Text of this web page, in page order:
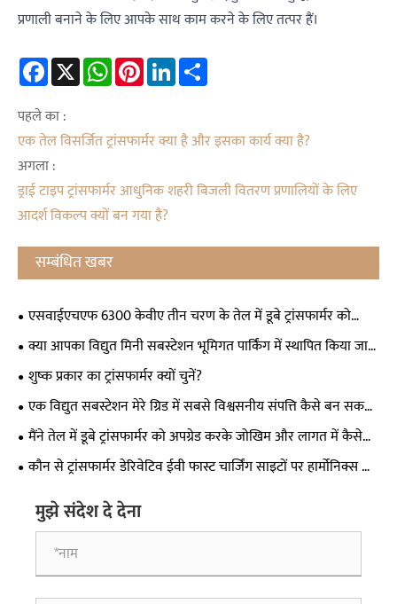
प्रणाली बनाने के लिए आपके साथ काम करने के लिए तत्पर हैं।
Facebook WhatsAppPinterestLinkedIn
पहले का :
एक तेल विसर्जित ट्रांसफार्मर क्या है और इसका कार्य क्या है?
अगला :
ड्राई टाइप ट्रांसफार्मर आधुनिक शहरी बिजली वितरण प्रणालियों के लिए
आदर्श विकल्प क्यों बन गया है?
सम्बंधित खबर
एसवाईएचएफ 6300 केवीए तीन चरण के तेल में डूबे ट्रांसफार्मर को
अज़रबैजान में व्यापक प्रशंसा मिली, स्थानीय टेलीविजन पर प्रदर्शित किया
गया
क्या आपका विद्युत मिनी सबस्टेशन भूमिगत पार्किंग में स्थापित किया जा
सकता है?
शुष्क प्रकार का ट्रांसफार्मर क्यों चुनें?
एक विद्युत सबस्टेशन मेरे ग्रिड में सबसे विश्वसनीय संपत्ति कैसे बन सकता
है?मैंने तेल में डूबे ट्रांसफार्मर को अपग्रेड करके जोखिम और लागत में कैसे
कटौती की?
कौन से ट्रांसफार्मर डेरिवेटिव ईवी फास्ट चार्जिंग साइटों पर हार्मोनिक्स को
मुझे संदेश दे देना